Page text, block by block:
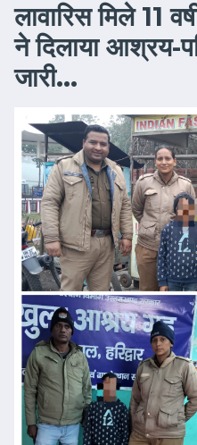
लावारिस मिले 11
ने दिलाया आश्रय-
जारी...